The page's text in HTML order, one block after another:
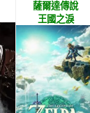
薩爾達傳說
王國之淚